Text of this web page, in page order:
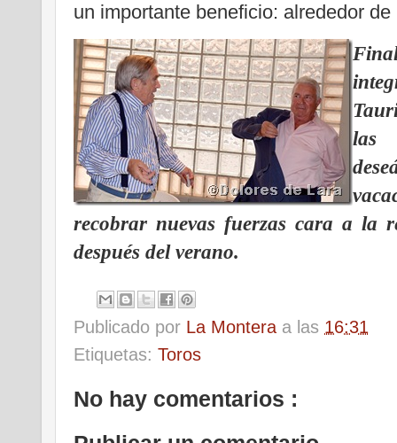
un importante beneficio: alrededor
las
recobrar nuevas fuerzas cara a la
después del verano.
Publicado por La Montera a las 16:31
Etiquetas: Toros
No hay comentarios :